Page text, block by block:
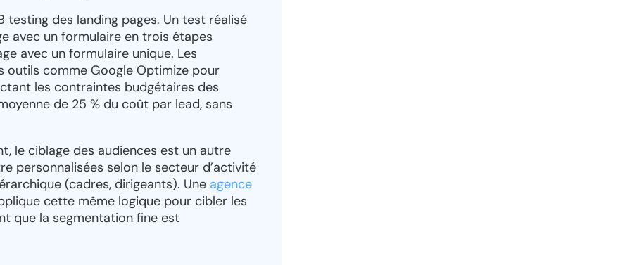
testing des landing pages. Un test réalisé
avec un formulaire en trois étapes
avec un formulaire unique. Les
outils comme Google Optimize pour
les contraintes budgétaires des
de 25 % du coût par lead, sans
le ciblage des audiences est un autre
personnalisées selon le secteur d’activité
(cadres, dirigeants). Une agence
cette même logique pour cibler les
que la segmentation fine est